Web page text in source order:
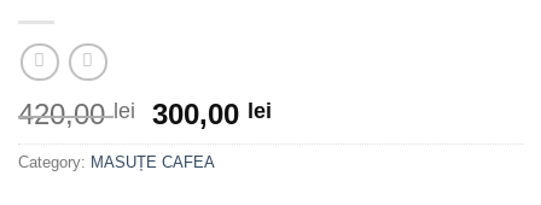
420,00 lei
Original
price
was:
300,00 lei
price
Category: MASUȚE CAFEA